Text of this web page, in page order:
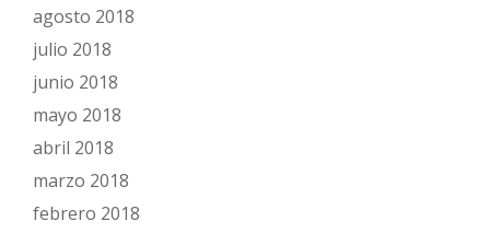
agosto 2018
julio 2018
junio 2018
mayo 2018
abril 2018
marzo 2018
febrero 2018